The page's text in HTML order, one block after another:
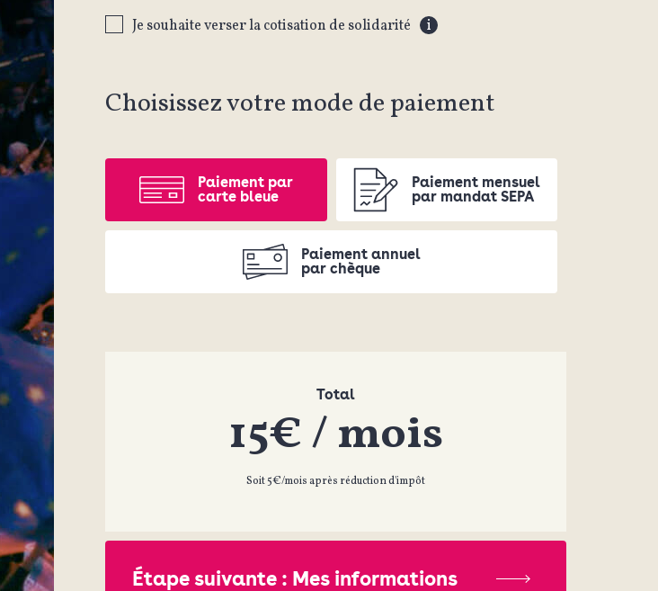
Je souhaite verser la cotisation de solidarité i
Choisissez votre mode de paiement
Paiement par
carte bleue
Paiement mensuel
par mandat SEPA
Paiement annuel
par chèque
Total
15€ / mois
Soit5€/moisaprès réduction d'impôt
Étape suivante : Mes informations